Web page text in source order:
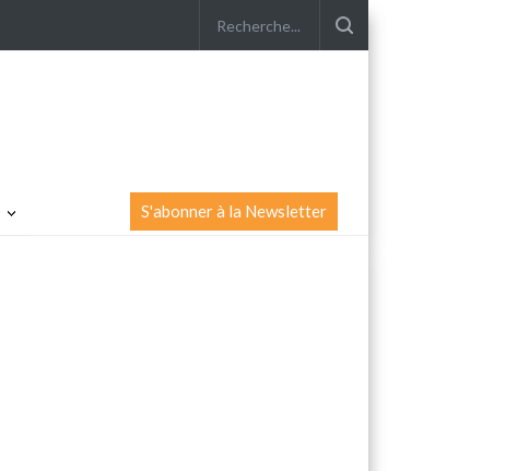
S'abonner à la Newsletter